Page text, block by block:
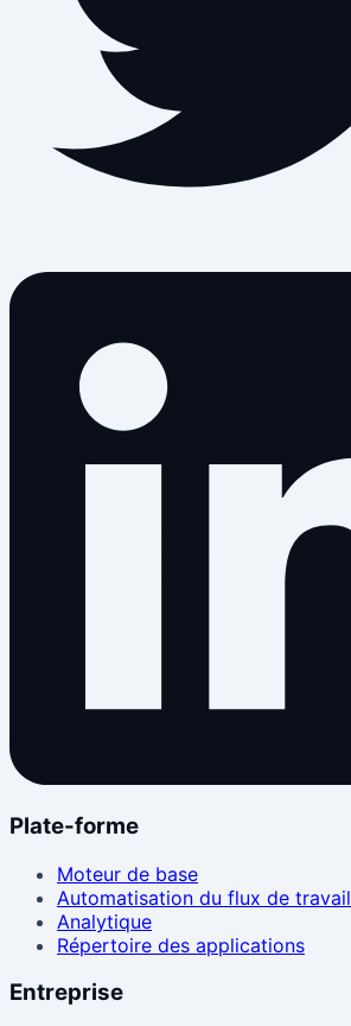
Plate-forme
Moteur de base
Automatisation du flux de travail
Analytique
Répertoire des applications
Entreprise